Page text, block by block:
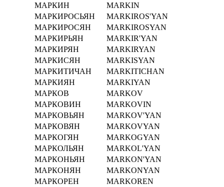
МАРКИН
MARKIN
МАРКИРОСЬЯН
MARKIROS'YAN
МАРКИРОСЯН
MARKIROSYAN
МАРКИРЬЯН
MARKIR'YAN
МАРКИРЯН
MARKIRYAN
МАРКИСЯН
MARKISYAN
МАРКИТИЧАН
MARKITICHAN
МАРКИЯН
MARKIYAN
МАРКОВ
MARKOV
МАРКОВИН
MARKOVIN
МАРКОВЬЯН
MARKOV'YAN
МАРКОВЯН
MARKOVYAN
МАРКОГЯН
MARKOGYAN
МАРКОЛЬЯН
MARKOL'YAN
МАРКОНЬЯН
MARKON'YAN
МАРКОНЯН
MARKONYAN
МАРКОРЕН
MARKOREN